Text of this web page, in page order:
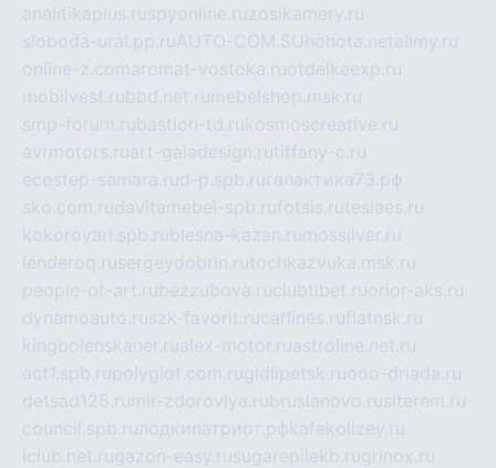
analitikaplus.ruspyonline.ruzosikamery.ru
sloboda-ural.pp.ruAUTO-COM.SU hohota.net alimy.ru
online-z.comaromat-vostoka.ruotdelkaexp.ru
mobilvest.rubbd.net.ru mebelshop.msk.ru
smp-forum.rubastion-td.rukosmoscreative.ru
avrmotors.ruart-galadesign.rutiffany-c.ru
ecostep-samara.rud-p.spb.ru галактика73.рф
sko.com.rudavitamebel-spb.rufotsis.rutesiaes.ru
kokoroyari.spb.rublesna-kazan.ru mossilver.ru
lenderoq.rusergeydobrin.rutochkazvuka.msk.ru
people-of-art.rubezzubova.ruclubtibet.ruorior-aks.ru
dynamoauto.ruszk-favorit.rucarlines.ruflatnsk.ru
kingbolenskaner.rualex-motor.ruastroline.net.ru
act1.spb.rupolyglot.com.rugidlipetsk.ruooo-driada.ru
detsad125.ru mir-zdoroviya.rubruslanovo.rusiterem.ru
council.spb.ruлодкипатриот.рфkafekolizey.ru
iclub.net.rugazon-easy.rusugarepilekb.rugrinox.ru